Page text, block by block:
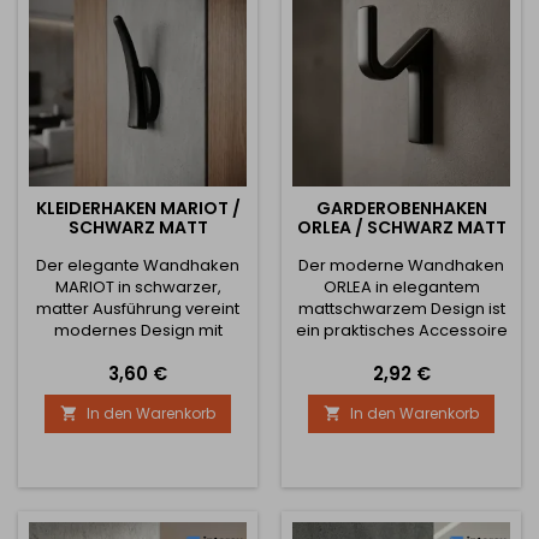
✅ Zeitloses Design Der...
Haken besticht durch...
KLEIDERHAKEN MARIOT /
SCHWARZ MATT
Der elegante Wandhaken
MARIOT in schwarzer,
matter Ausführung vereint
modernes Design mit
der sanft abgerundeten
Form und den kompakten
Maßen ist er die ideale
Lösung für Flur, Bad,
Garderobe. Das
Erscheinungsbild ergänzt
Preis
3,60 €
 In den Warenkorb
GARDEROBENHAKEN
ORLEA / SCHWARZ MATT
Der moderne Wandhaken
ORLEA in elegantem
mattschwarzem Design ist
ein praktisches Accessoire
und Büro. Das
minimalistische Design in
Kombination mit
hochwertiger
eine lange Lebensdauer
das in jedes moderne
Preis
2,92 €
 In den Warenkorb